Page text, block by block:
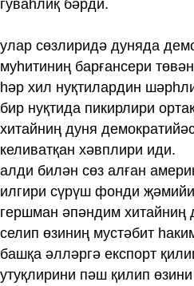
гуваһлиқ бәрди.
улар сөзлиридә дуняда
муһитиниң барғансери
һәр хил нуқтилардин
бир нуқтида пикирлири
хитайниң дуня
келиватқан хәвплири иди.
алди билән сөз алған
илгири сүрүш фонди
гершман әпәндим хитайниң
селип өзиниң мустәбит
башқа әлләргә експорт
утуқлирини пәш қилип